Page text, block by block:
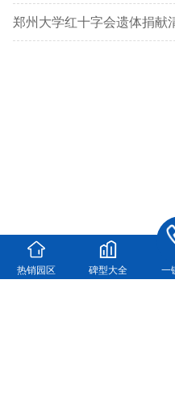
郑州大学红十字会遗体捐献
热销园区 碑型大全 一